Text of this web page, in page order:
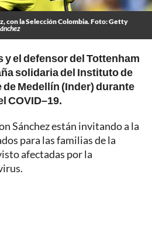
con la Selección Colombia. Foto: Getty
y el defensor del Tottenham
solidaria del Instituto de
Medellín (Inder) durante
COVID–19.
Sánchez están invitando a la
para las familias de la
afectadas por la